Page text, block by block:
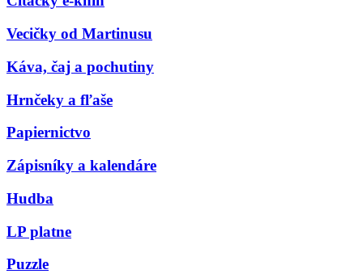
Vecičky od Martinusu
Káva, čaj a pochutiny
Hrnčeky a fľaše
Papiernictvo
Zápisníky a kalendáre
Hudba
LP platne
Puzzle